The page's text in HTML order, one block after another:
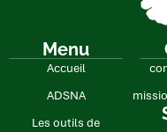
Menu
Accueil
ADSNA
Les outils de